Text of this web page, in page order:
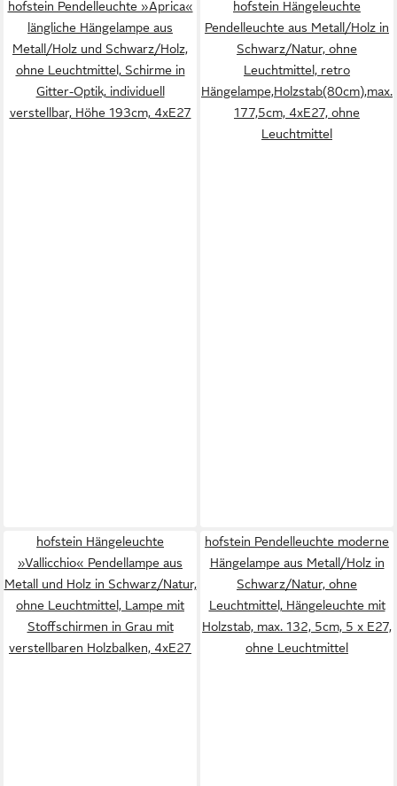
hofstein Pendelleuchte »Aprica«
längliche Hängelampe aus
Metall/Holz und Schwarz/Holz,
ohne Leuchtmittel, Schirme in
Gitter-Optik, individuell
verstellbar, Höhe 193cm, 4xE27
hofstein Hängeleuchte
Pendelleuchte aus Metall/Holz in
Schwarz/Natur, ohne
Leuchtmittel, retro
Hängelampe,Holzstab(80cm),max.
177,5cm, 4xE27, ohne
Leuchtmittel
hofstein Hängeleuchte
»Vallicchio« Pendellampe aus
Metall und Holz in Schwarz/Natur,
ohne Leuchtmittel, Lampe mit
Stoffschirmen in Grau mit
verstellbaren Holzbalken, 4xE27
hofstein Pendelleuchte moderne
Hängelampe aus Metall/Holz in
Schwarz/Natur, ohne
Leuchtmittel, Hängeleuchte mit
Holzstab, max. 132, 5cm, 5 x E27,
ohne Leuchtmittel